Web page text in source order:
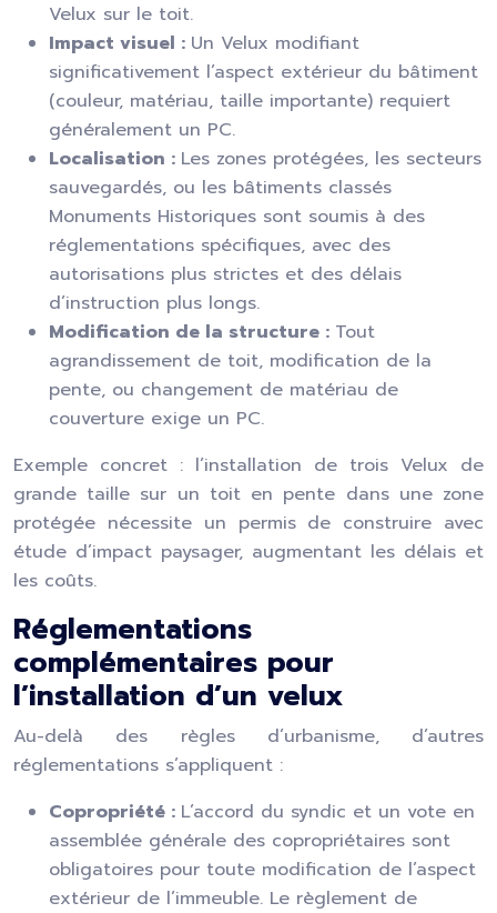
Velux sur le toit.
Impact visuel : Un Velux modifiant
significativement l’aspect extérieur du bâtiment
(couleur, matériau, taille importante) requiert
généralement un PC.
Localisation : Les zones protégées, les secteurs
sauvegardés, ou les bâtiments classés
Monuments Historiques sont soumis à des
réglementations spécifiques, avec des
autorisations plus strictes et des délais
d’instruction plus longs.
Modification de la structure : Tout
agrandissement de toit, modification de la
pente, ou changement de matériau de
couverture exige un PC.
Exemple concret : l’installation de trois Velux de
grande taille sur un toit en pente dans une zone
protégée nécessite un permis de construire avec
étude d’impact paysager, augmentant les délais et
les coûts.
Réglementations
complémentaires pour
l’installation d’un velux
Au-delà des règles d’urbanisme, d’autres
réglementations s’appliquent :
Copropriété : L’accord du syndic et un vote en
assemblée générale des copropriétaires sont
obligatoires pour toute modification de l’aspect
extérieur de l’immeuble. Le règlement de